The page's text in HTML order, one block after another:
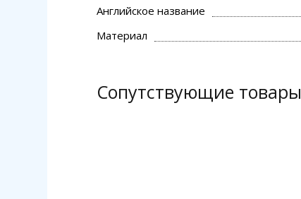
Английское название
Материал
Сопутствующие товары